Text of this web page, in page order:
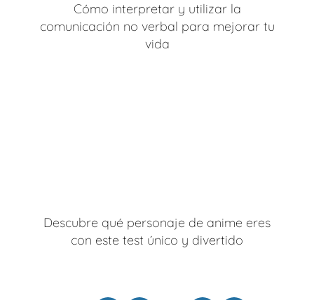
Cómo interpretar y utilizar la
comunicación no verbal para mejorar tu
vida
Descubre qué personaje de anime eres
con este test único y divertido